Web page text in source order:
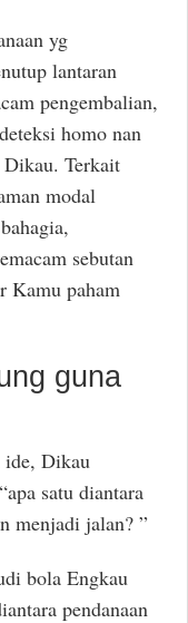
yg
lantaran
pengembalian,
homo nan
Dikau. Terkait
modal
sebutan
Kamu paham
guna
ide, Dikau
satu diantara
menjadi jalan? ”
bola Engkau
pendanaan